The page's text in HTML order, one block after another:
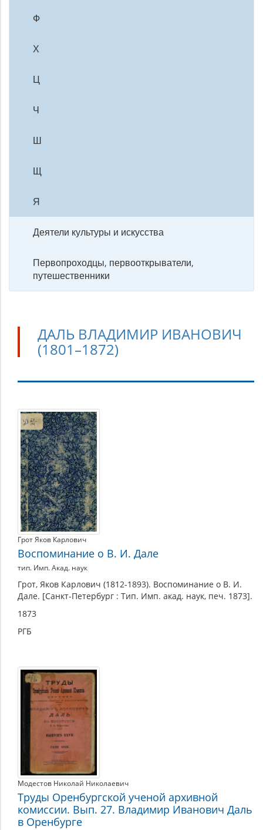
Ф
Х
Ц
Ч
Ш
Щ
Я
Деятели культуры и искусства
Первопроходцы, первооткрыватели,
путешественники
ДАЛЬ ВЛАДИМИР ИВАНОВИЧ
(1801–1872)
Даль
Владимир
Иванович
(1801–
1872)
Грот Яков Карлович
Воспоминание о В. И. Дале
тип. Имп. Акад. наук
Грот, Яков Карлович (1812-1893). Воспоминание о В. И.
Дале. [Санкт-Петербург : Тип. Имп. акад. наук, печ. 1873].
1873
РГБ
Модестов Николай Николаевич
Труды Оренбургской ученой архивной
комиссии. Вып. 27. Владимир Иванович Даль
в Оренбурге